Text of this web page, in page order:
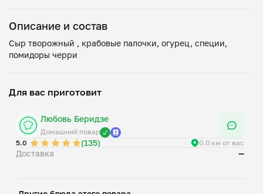
Описание и состав
Сыр творожный , крабовые палочки, огурец, специи,
Для вас приготовит
Любовь Беридзе
Домашний повар
5.0
(135) 0.0 км от вас
Доставка —